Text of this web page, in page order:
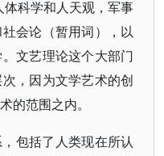
科学和人天观，军事
会论（暂用词），以
文艺理论这个大部门
，因为文学艺术的创
的范围之内。
包括了人类现在所认